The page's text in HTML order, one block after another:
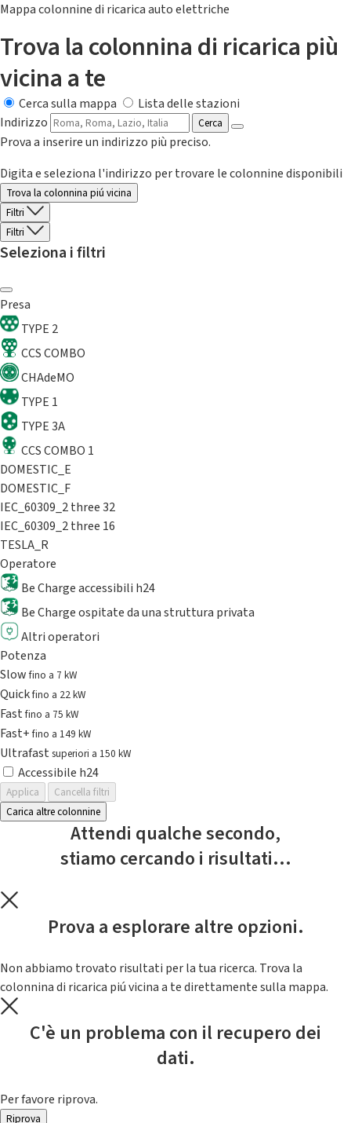
Mappa colonnine di ricarica auto elettriche
Trova la colonnina di ricarica più
vicina a te
Cerca sulla mappa
Lista delle stazioni
Indirizzo
Cerca
Prova a inserire un indirizzo più preciso.
Digita e seleziona l'indirizzo per trovare le colonnine disponibili
Trova la colonnina piú vicina
Filtri
Filtri
Seleziona i filtri
Presa
TYPE 2
CCS COMBO
CHAdeMO
TYPE 1
TYPE 3A
CCS COMBO 1
DOMESTIC_E
DOMESTIC_F
IEC_60309_2 three 32
IEC_60309_2 three 16
TESLA_R
Operatore
Be Charge accessibili h24
Be Charge ospitate da una struttura privata
Altri operatori
Potenza
Slowfino a 7 kW
Quickfino a 22 kW
Fastfino a 75 kW
Fast+fino a 149 kW
Ultrafast superiori a 150 kW
Accessibile h24
Applica
Cancella filtri
Carica altre colonnine
Attendi qualche secondo,
stiamo cercando i risultati...
Prova a esplorare altre opzioni.
Non abbiamo trovato risultati per la tua ricerca. Trova la
colonnina di ricarica piú vicina a te direttamente sulla mappa.
C'è un problema con il recupero dei
dati.
Per favore riprova.
Riprova